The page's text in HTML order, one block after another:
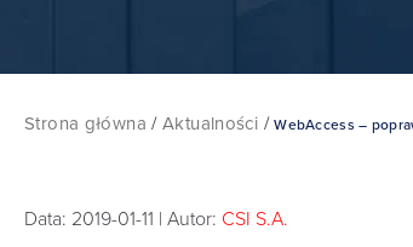
Strona główna / Aktualności /WebAccess –
Data: 2019-01-11 | Autor: CSI S.A.